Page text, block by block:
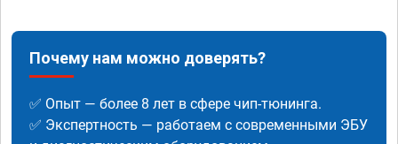
Почему нам можно доверять?
✅ Опыт — более 8 лет в сфере чип-тюнинга.
✅ Экспертность — работаем с современными ЭБУ